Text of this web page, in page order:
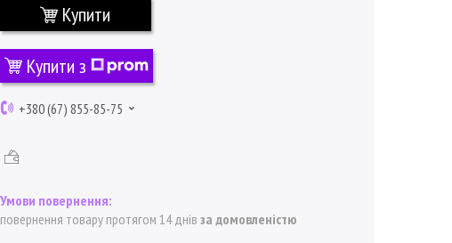
Купити
Купити з
+380 (67) 855-85-75
повернення товару протягом 14 днів за домовленістю